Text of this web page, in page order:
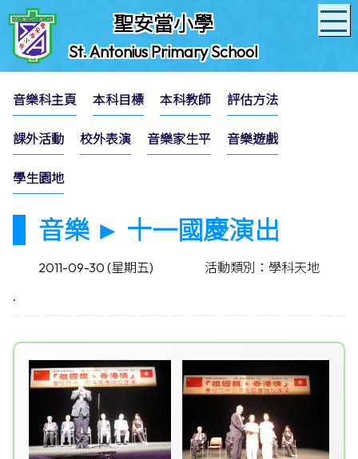
聖安當小學
St. Antonius Primary School
音樂科主頁 本科目標 本科教師 評估方法
課外活動 校外表演 音樂家生平 音樂遊戲
學生園地
音樂 ► 十一國慶演出
2011-09-30 (星期五)
活動類別：學科天地
.